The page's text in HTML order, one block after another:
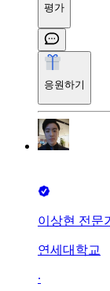
평가
응원하기
이상현 전문
연세대학교
∙